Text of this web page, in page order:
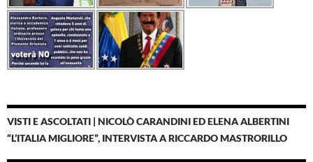
VISTI E ASCOLTATI | NICOLÒ CARANDINI ED ELENA ALBERTINI
“L’ITALIA MIGLIORE”, INTERVISTA A RICCARDO MASTRORILLO